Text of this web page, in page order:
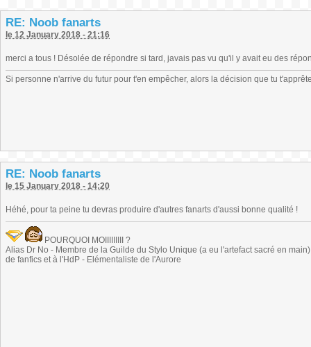
RE: Noob fanarts
le 12 January 2018 - 21:16
merci a tous ! Désolée de répondre si tard, javais pas vu qu'il y avait eu des
Si personne n'arrive du futur pour t'en empêcher, alors la décision que tu
RE: Noob fanarts
le 15 January 2018 - 14:20
Héhé, pour ta peine tu devras produire d'autres fanarts d'aussi bonne qualité !
POURQUOI MOIIIIIIIII ?
Alias Dr No - Membre de la Guilde du Stylo Unique (a eu l'artefact sacré en
de fanfics et à l'HdP - Elémentaliste de l'Aurore